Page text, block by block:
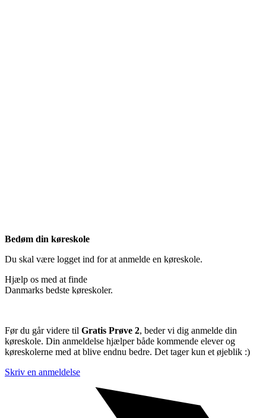
Bedøm din køreskole
Du skal være logget ind for at anmelde en køreskole.
Hjælp os med at finde
Danmarks bedste køreskoler.
Før du går videre til Gratis Prøve 2, beder vi dig anmelde din
køreskole. Din anmeldelse hjælper både kommende elever og
køreskolerne med at blive endnu bedre. Det tager kun et øjeblik :)
Skriv en anmeldelse